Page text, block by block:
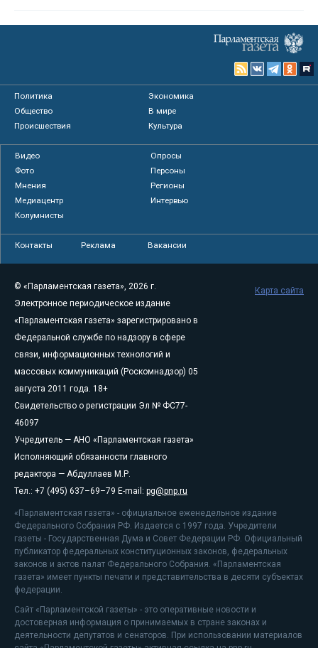
Политика
Экономика
Общество
В мире
Происшествия
Культура
Видео
Опросы
Фото
Персоны
Мнения
Регионы
Медиацентр
Интервью
Колумнисты
Контакты Реклама Вакансии
© «Парламентская газета», 2026 г.
Электронное периодическое издание
«Парламентская газета» зарегистрировано в
Федеральной службе по надзору в сфере
связи, информационных технологий и
массовых коммуникаций (Роскомнадзор) 05
августа 2011 года. 18+
Свидетельство о регистрации Эл № ФС77-
46097
Учредитель — АНО «Парламентская газета»
Исполняющий обязанности главного
редактора — Абдуллаев М.Р.
Тел.: +7 (495) 637–69–79 E-mail: pg@pnp.ru
«Парламентская газета» - официальное еженедельное издание
Федерального Собрания РФ. Издается с 1997 года. Учредители
газеты - Государственная Дума и Совет Федерации РФ. Официальный
публикатор федеральных конституционных законов, федеральных
законов и актов палат Федерального Собрания. «Парламентская
газета» имеет пункты печати и представительства в десяти субъектах
федерации.
Сайт «Парламентской газеты» - это оперативные новости и
достоверная информация о принимаемых в стране законах и
деятельности депутатов и сенаторов. При использовании материалов
Карта сайта